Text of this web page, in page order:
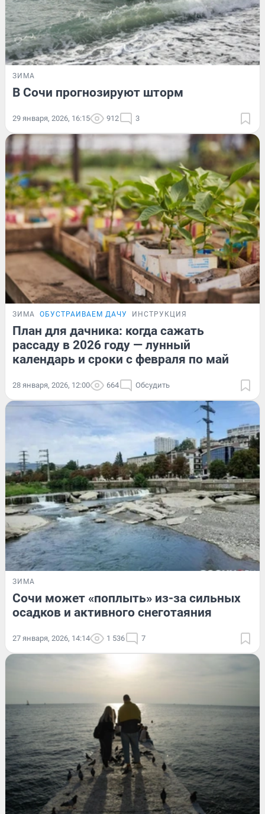
ЗИМА
В Сочи прогнозируют шторм
29 января, 2026, 16:15 912 3
ЗИМА ОБУСТРАИВАЕМ ДАЧУ ИНСТРУКЦИЯ
План для дачника: когда сажать
рассаду в 2026 году — лунный
календарь и сроки с февраля по май
28 января, 2026, 12:00 664 Обсудить
ЗИМА
Сочи может «поплыть» из-за сильных
осадков и активного снеготаяния
27 января, 2026, 14:14 1 536 7